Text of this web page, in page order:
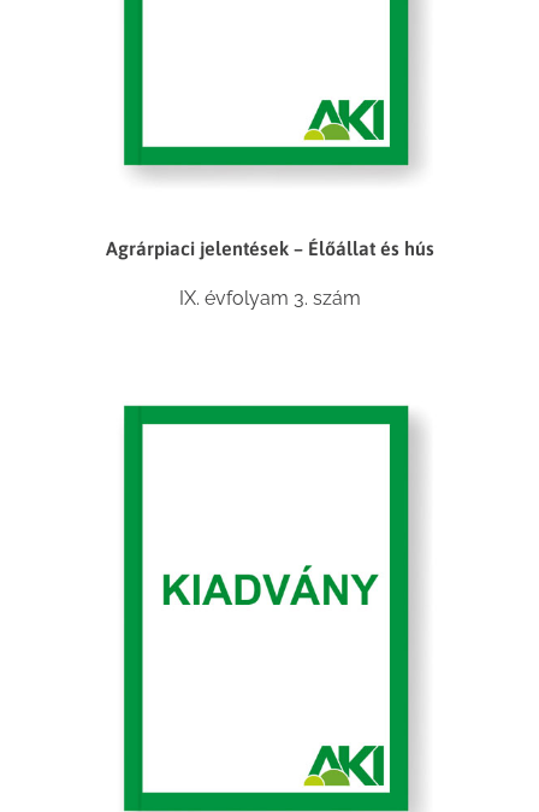
Agrárpiaci jelentések – Élőállat és hús
IX. évfolyam 3. szám